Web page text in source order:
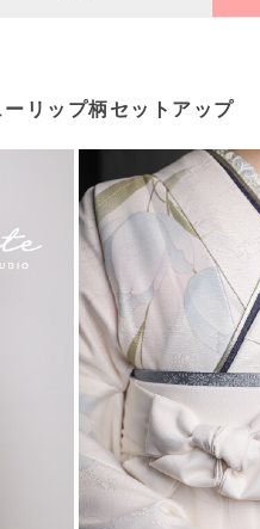
ーリップ柄セットアップ